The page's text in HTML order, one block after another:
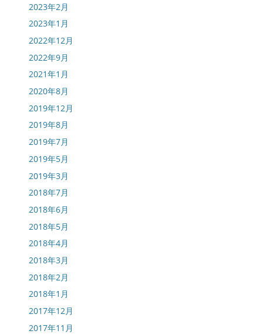
2023年2月
2023年1月
2022年12月
2022年9月
2021年1月
2020年8月
2019年12月
2019年8月
2019年7月
2019年5月
2019年3月
2018年7月
2018年6月
2018年5月
2018年4月
2018年3月
2018年2月
2018年1月
2017年12月
2017年11月